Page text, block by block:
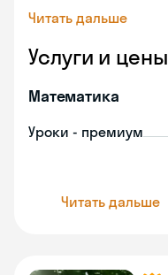
Читать дальше
Услуги и цены
Математика
Уроки - премиум
Читать дальше